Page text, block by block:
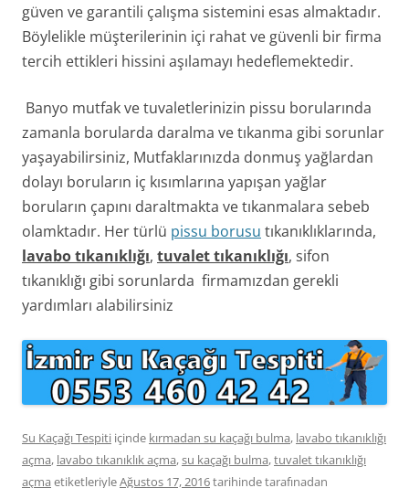
güven ve garantili çalışma sistemini esas almaktadır.
Böylelikle müşterilerinin içi rahat ve güvenli bir firma
tercih ettikleri hissini aşılamayı hedeflemektedir.
Banyo mutfak ve tuvaletlerinizin pissu borularında
zamanla borularda daralma ve tıkanma gibi sorunlar
yaşayabilirsiniz, Mutfaklarınızda donmuş yağlardan
dolayı boruların iç kısımlarına yapışan yağlar
boruların çapını daraltmakta ve tıkanmalara sebeb
olamktadır. Her türlü pissu borusu tıkanıklıklarında,
lavabo tıkanıklığı, tuvalet tıkanıklığı, sifon
tıkanıklığı gibi sorunlarda firmamızdan gerekli
yardımları alabilirsiniz
Su Kaçağı Tespiti içinde kırmadan su kaçağı bulma, lavabo tıkanıklığı
açma, lavabo tıkanıklık açma,su kaçağı bulma,tuvalet tıkanıklığı
açma etiketleriyleAğustos 17, 2016tarihindetarafınadan